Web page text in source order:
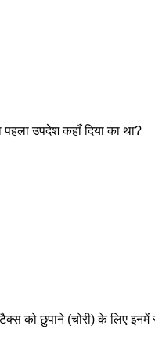
पहला उपदेश कहाँ दिया का था?
को छुपाने (चोरी) के लिए इनमें